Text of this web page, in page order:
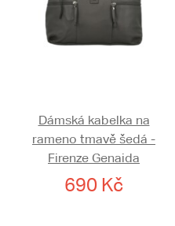
Dámská kabelka na
rameno tmavě šedá -
Firenze Genaida
690 Kč